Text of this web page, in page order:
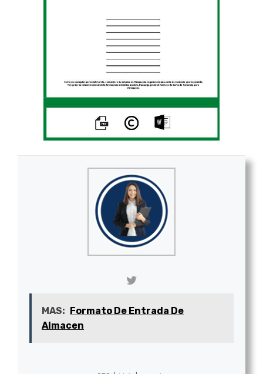
MAS: Formato De Entrada De
Almacen